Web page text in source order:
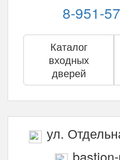
8-951-
Каталог
входных
дверей
ул.